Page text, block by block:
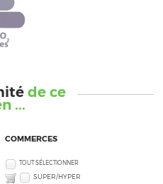
de ce
...
COMMERCES
TOUT SÉLECTIONNER
SUPER/HYPER